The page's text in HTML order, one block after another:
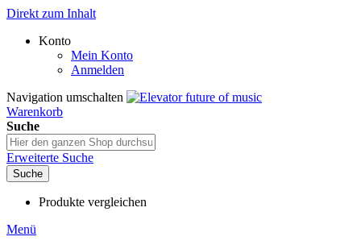
Direkt zum Inhalt
Konto
Mein Konto
Anmelden
Navigation umschalten
Warenkorb
Suche
Erweiterte Suche
Suche
Produkte vergleichen
Menü